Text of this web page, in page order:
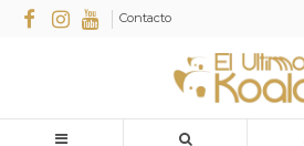
Contacto